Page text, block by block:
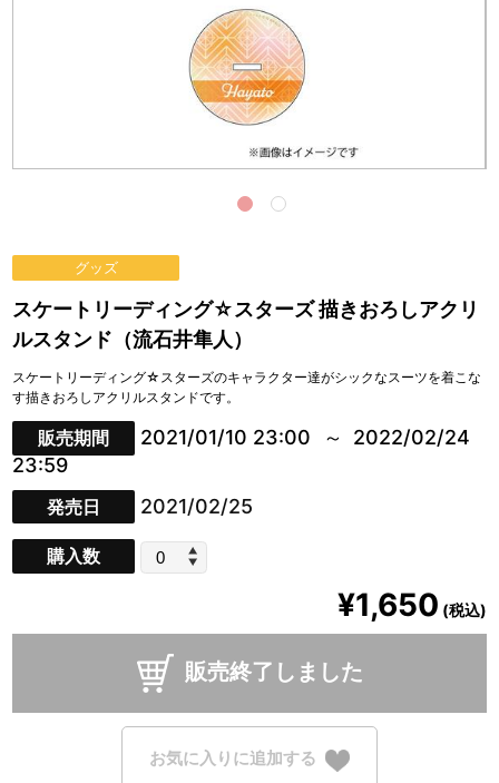
グッズ
スケートリーディング☆スターズ 描きおろしアクリ
ルスタンド（流石井隼人）
スケートリーディング☆スターズのキャラクター達がシックなスーツを着こな
す描きおろしアクリルスタンドです。
販売期間 2021/01/10 23:00
2022/02/24
23:59
発売日 2021/02/25
購入数
¥1,650 (税込)
販売終了しました
お気に入りに追加する